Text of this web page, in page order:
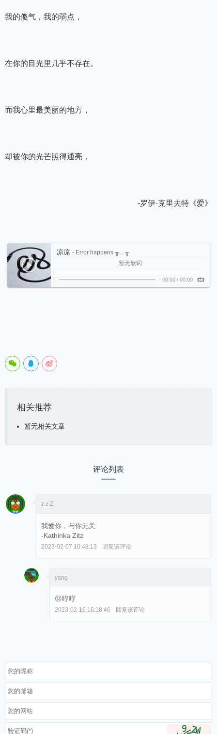
我的傻气，我的弱点，
在你的目光里几乎不存在。
而我心里最美丽的地方，
却被你的光芒照得通亮，
-罗伊·克里夫特《爱》
凉凉 - Error happens ╥﹏╥
暂无歌词
- 00:00 / 00:00
相关推荐
暂无相关文章
评论列表
zｚZ
我爱你，与你无关
-Kathinka Zitz
2023-02-07 10:48:13 回复该评论
yang
😒哼哼
2023-02-16 16:18:46 回复该评论